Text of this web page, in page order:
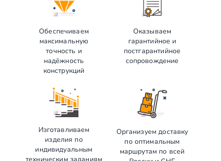
Обеспечиваем
максимальную
точность и
надёжность
конструкций
Оказываем
гарантийное и
постгарантийное
сопровождение
Изготавливаем
изделия по
индивидуальным
Организуем доставку
по оптимальным
маршрутам по всей